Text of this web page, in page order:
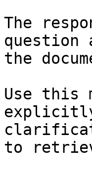
The
question
the
Use this